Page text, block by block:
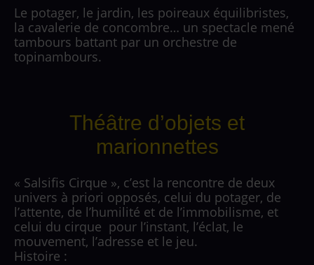
Le potager, le jardin, les poireaux équilibristes,
la cavalerie de concombre… un spectacle mené
tambours battant par un orchestre de
topinambours.
Théâtre d’objets et
marionnettes
« Salsifis Cirque », c’est la rencontre de deux
univers à priori opposés, celui du potager, de
l’attente, de l’humilité et de l’immobilisme, et
celui du cirque pour l’instant, l’éclat, le
mouvement, l’adresse et le jeu.
Histoire :